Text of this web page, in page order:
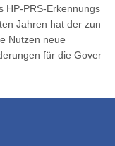
Integriertes HP-PRS-Erkennungs- und Verfolgungsgerät: Eine Panoramavision für den Vogelschutz
Jahren hat der
neue
für die